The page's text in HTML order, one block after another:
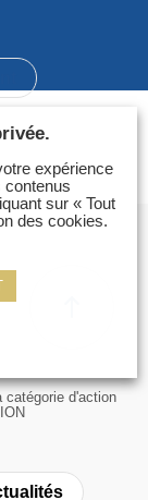
métiers
catégorie d'action
expérience
contenus
sur « Tout
des cookies.